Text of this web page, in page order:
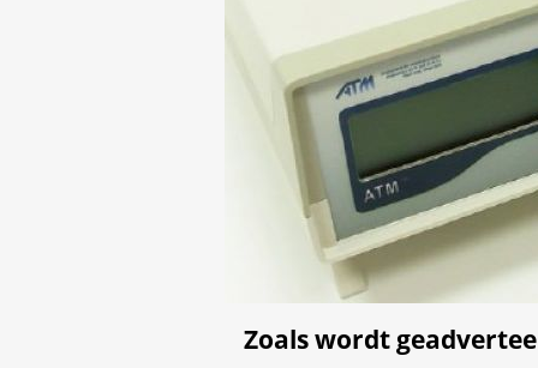
Zoals wordt